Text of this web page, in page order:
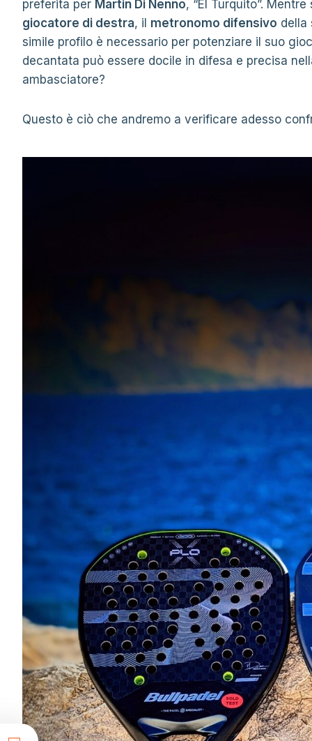
preferita per Martin Di Nenno, “El Turquito”.
giocatore di destra, il metronomo difensivo della
simile profilo è necessario per potenziare il suo
decantata può essere docile in difesa e precisa
ambasciatore?
Questo è ciò che andremo a verificare adesso